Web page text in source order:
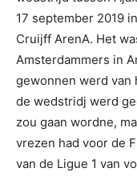
17 september 2019
Cruijff ArenA. Het
Amsterdammers in
gewonnen werd van
de wedstridj werd
zou gaan wordne,
vrezen had voor de
van de Ligue 1 van